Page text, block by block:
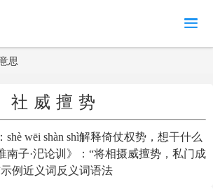
MENU
思
社威擅势
wēi shàn shì解释倚仗权势，想干什么
南子·汜论训》：“将相摄威擅势，私门成
例近义词反义词语法